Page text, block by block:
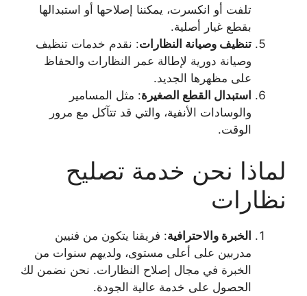
تلفت أو انكسرت، يمكننا إصلاحها أو استبدالها
بقطع غيار أصلية.
تنظيف وصيانة النظارات: نقدم خدمات تنظيف
وصيانة دورية لإطالة عمر النظارات والحفاظ
على مظهرها الجديد.
استبدال القطع الصغيرة: مثل المسامير
والوسادات الأنفية، والتي قد تتآكل مع مرور
الوقت.
لماذا نحن خدمة تصليح
نظارات
الخبرة والاحترافية: فريقنا يتكون من فنيين
مدربين على أعلى مستوى، ولديهم سنوات من
الخبرة في مجال إصلاح النظارات. نحن نضمن لك
الحصول على خدمة عالية الجودة.